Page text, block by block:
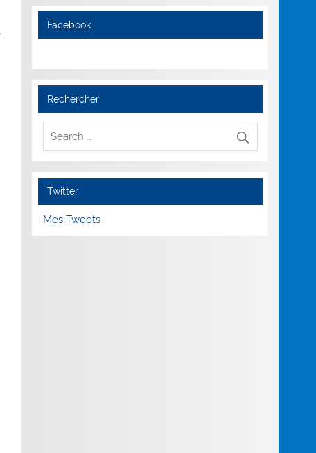
Facebook
Rechercher
Twitter
Mes Tweets